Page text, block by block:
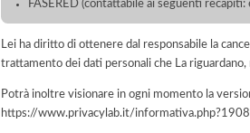
FASERED (contattabile ai seguenti
Lei ha diritto di ottenere dal responsabile la
trattamento dei dati personali che La
Potrà inoltre visionare in ogni momento la
https://www.privacylab.it/